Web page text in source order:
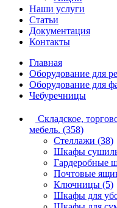
Наши услуги
Статьи
Документация
Контакты
Главная
Оборудование для
Оборудование для
Чебуречницы
Складское,
мебель. (358)
Стеллажи (38)
Шкафы
Гардеробные
Почтовые
Ключницы (5)
Шкафы для